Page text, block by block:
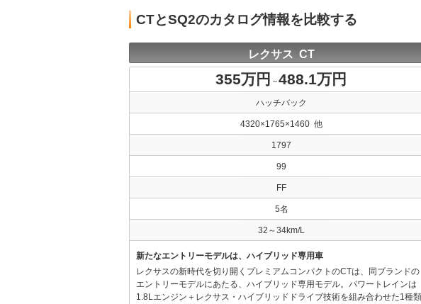
CTとSQ2のカタログ情報を比較する
レクサス CT
355万円 ～488.1万円
ハッチバック
4320×1765×1460 他
1797
99
FF
5名
32～34km/L
新たなエントリーモデルは、ハイブリッド専用車
レクサスの新時代を切り開くプレミアムコンパクトのCTは、同ブランドの
エントリーモデルにあたる、ハイブリッド専用モデル。パワートレインは
1.8Lエンジン＋レクサス・ハイブリッドドライブ技術を組み合わせた1種類